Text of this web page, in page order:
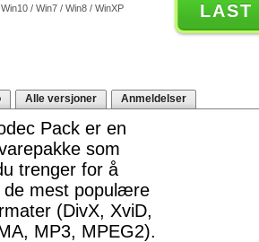
/ Win7 / Win8 / WinXP LAST
Alle versjoner Anmeldelser
Pack er en
som
trenger for å
de mest populære
(DivX, XviD,
MP3, MPEG2).